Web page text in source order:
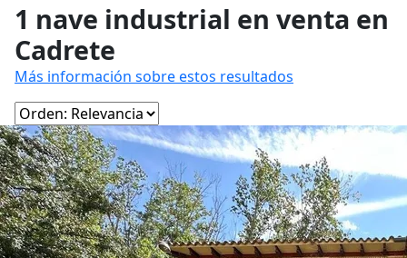
1 nave industrial en venta en
Cadrete
Más información sobre estos resultados